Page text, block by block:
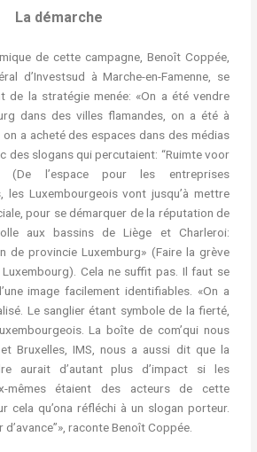
La démarche
de cette campagne, Benoît Coppée,
d’Investsud à Marche-en-Famenne, se
de la stratégie menée: «On a été vendre
dans des villes flamandes, on a été à
on a acheté des espaces dans des médias
des slogans qui percutaient: “Ruimte voor
(De l’espace pour les entreprises
les Luxembourgeois vont jusqu’à mettre
pour se démarquer de la réputation de
aux bassins de Liège et Charleroi:
de provincie Luxemburg» (Faire la grève
Luxembourg). Cela ne suffit pas. Il faut se
image facilement identifiables. «On a
Le sanglier étant symbole de la fierté,
La boîte de com’qui nous
Bruxelles, IMS, nous a aussi dit que la
aurait d’autant plus d’impact si les
mêmes étaient des acteurs de cette
cela qu’ona réfléchi à un slogan porteur.
d’avance”», raconte Benoît Coppée.